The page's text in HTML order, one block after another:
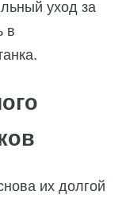
уход за
в
их долгой